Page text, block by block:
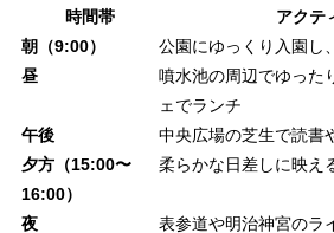
時間帯
アクテ
朝（9:00）
公園にゆっくり入園し
昼
噴水池の周辺でゆった
ェでランチ
午後
中央広場の芝生で読書
夕方（15:00〜
16:00）
柔らかな日差しに映え
夜 表参道や明治神宮のラ